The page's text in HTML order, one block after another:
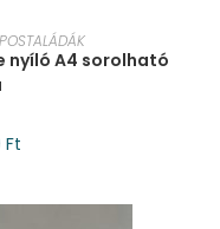
nyíló A4 sorolható
Ft